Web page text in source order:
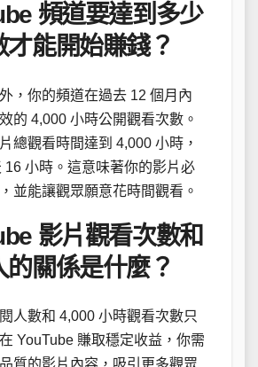
頻道要達到多少
能開始賺錢？
，你的頻道在過去 12 個月內
的 4,000 小時公開觀看次數。
總觀看時間達到 4,000 小時，
16 小時。這意味著你的影片必
並能讓觀眾願意花時間觀看。
影片觀看次數和
的關係是什麼？
人數和 4,000 小時觀看次數只
YouTube 賺取穩定收益，你需